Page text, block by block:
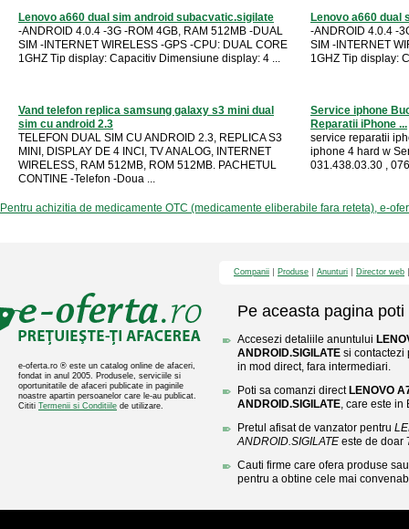
Lenovo a660 dual sim android subacvatic.sigilate
-ANDROID 4.0.4 -3G -ROM 4GB, RAM 512MB -DUAL
SIM -INTERNET WIRELESS -GPS -CPU: DUAL CORE
1GHZ Tip display: Capacitiv Dimensiune display: 4 ...
Lenovo a660 dual
-ANDROID 4.0.4 -
SIM -INTERNET
1GHZ Tip display:
Vand telefon replica samsung galaxy s3 mini dual
sim cu android 2.3
TELEFON DUAL SIM CU ANDROID 2.3, REPLICA S3
MINI, DISPLAY DE 4 INCI, TV ANALOG, INTERNET
WIRELESS, RAM 512MB, ROM 512MB. PACHETUL
CONTINE -Telefon -Doua ...
Service iphone
Reparatii iPhone ...
service reparatii
iphone 4 hard w
031.438.03.30 ,
Pentru achizitia de medicamente OTC (medicamente eliberabile fara reteta), e-
e-oferta.ro ® este un catalog online de afaceri,
fondat in anul 2005. Produsele, serviciile si
oportunitatile de afaceri publicate in paginile
noastre apartin persoanelor care le-au publicat.
Cititi Termenii si Conditiile de utilizare.
Companii Produse Anunturi Director web
Pe aceasta pagina poti
Accesezi detaliile anuntului
ANDROID.SIGILATE si contactezi
in mod direct, fara intermediari.
Poti sa comanzi direct LENOVO
ANDROID.SIGILATE, care este in
Pretul afisat de vanzator pentru
ANDROID.SIGILATE este de doar
Cauti firme care ofera produse
pentru a obtine cele mai